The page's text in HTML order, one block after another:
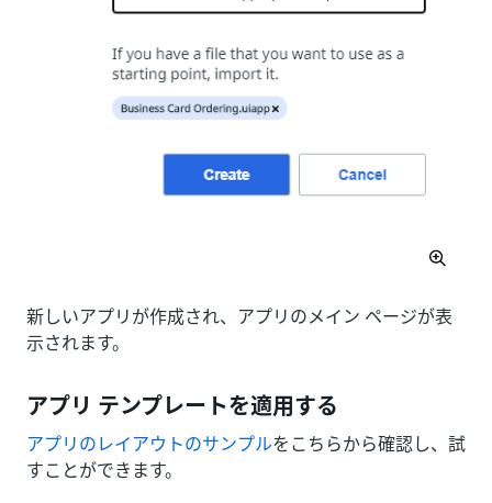
新しいアプリが作成され、アプリのメイン ページが表
示されます。
アプリ テンプレートを適用する
アプリのレイアウトのサンプルをこちらから確認し、試
すことができます。